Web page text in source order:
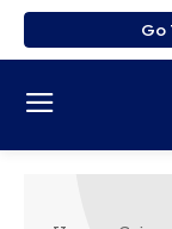
Go